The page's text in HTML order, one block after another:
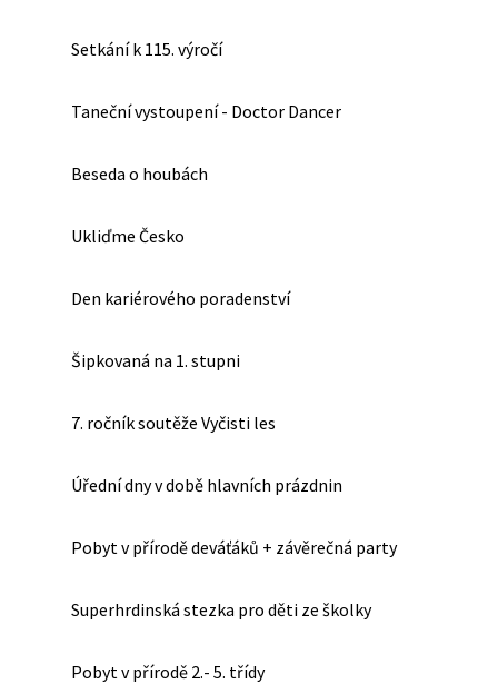
Setkání k 115. výročí
Taneční vystoupení - Doctor Dancer
Beseda o houbách
Ukliďme Česko
Den kariérového poradenství
Šipkovaná na 1. stupni
7. ročník soutěže Vyčisti les
Úřední dny v době hlavních prázdnin
Pobyt v přírodě deváťáků + závěrečná party
Superhrdinská stezka pro děti ze školky
Pobyt v přírodě 2.- 5. třídy